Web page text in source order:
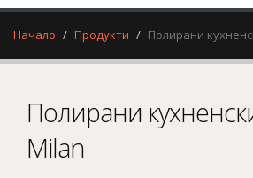
Начало Продукти Полирани
Полирани
Milan